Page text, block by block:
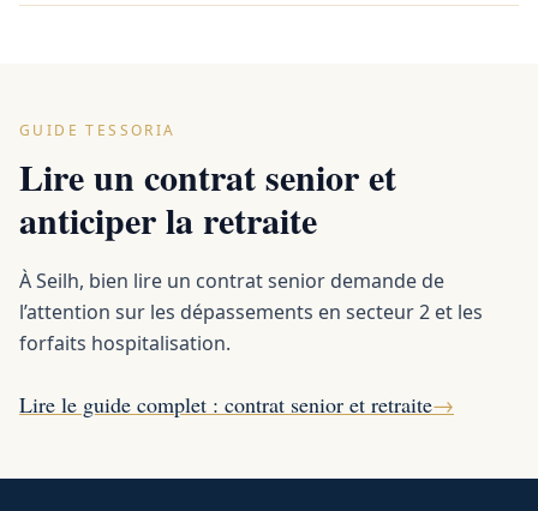
GUIDE TESSORIA
Lire un contrat senior et
anticiper la retraite
À Seilh, bien lire un contrat senior demande de
l’attention sur les dépassements en secteur 2 et les
forfaits hospitalisation.
Lire le guide complet : contrat senior et retraite→